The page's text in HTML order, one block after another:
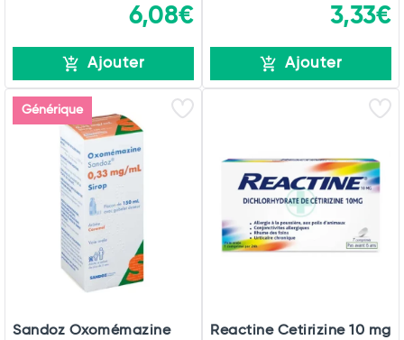
6,08€
Ajouter
3,33€
Ajouter
Générique
Sandoz Oxomémazine
Reactine Cetirizine 10 mg